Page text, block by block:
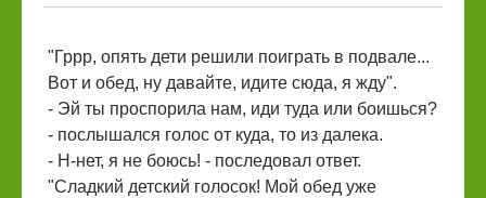
"Гррр, опять дети решили поиграть в подвале...
Вот и обед, ну давайте, идите сюда, я жду".
- Эй ты проспорила нам, иди туда или боишься?
- послышался голос от куда, то из далека.
- Н-нет, я не боюсь! - последовал ответ.
"Сладкий детский голосок! Мой обед уже